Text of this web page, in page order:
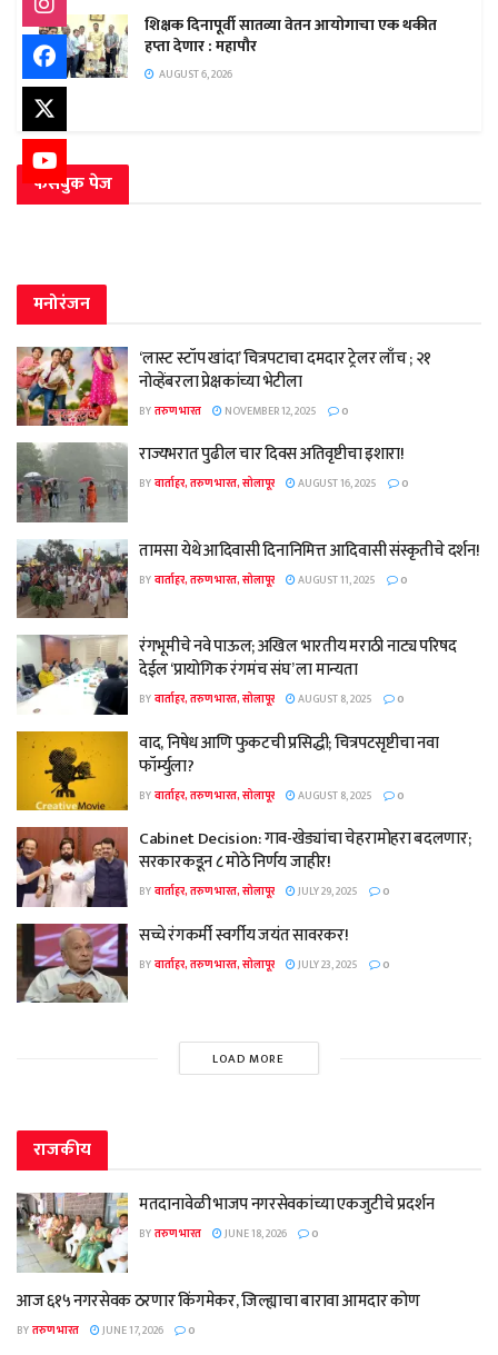
शिक्षक दिनापूर्वी सातव्या वेतन आयोगाचा एक थकीत
हप्ता देणार : महापौर
AUGUST 6, 2026
फेसबुक पेज
मनोरंजन
‘लास्ट स्टॉप खांदा’ चित्रपटाचा दमदार ट्रेलर लाँच ; २१
नोव्हेंबरला प्रेक्षकांच्या भेटीला
BYतरुण भारत NOVEMBER 12, 2025 0
राज्यभरात पुढील चार दिवस अतिवृष्टीचा इशारा!
BYवार्ताहर, तरुण भारत, सोलापूर AUGUST 16, 2025 0
तामसा येथे आदिवासी दिनानिमित्त आदिवासी संस्कृतीचे दर्शन!
BYवार्ताहर, तरुण भारत, सोलापूर AUGUST 11, 2025 0
रंगभूमीचे नवे पाऊल; अखिल भारतीय मराठी नाट्य परिषद
देईल ‘प्रायोगिक रंगमंच संघ’ ला मान्यता
BYवार्ताहर, तरुण भारत, सोलापूर AUGUST 8, 2025 0
वाद, निषेध आणि फुकटची प्रसिद्धी; चित्रपटसृष्टीचा नवा
फॉर्म्युला?
BYवार्ताहर, तरुण भारत, सोलापूर AUGUST 8, 2025 0
Cabinet Decision: गाव-खेड्यांचा चेहरामोहरा बदलणार;
सरकारकडून ८ मोठे निर्णय जाहीर!
BYवार्ताहर, तरुण भारत, सोलापूर JULY 29, 2025 0
सच्चे रंगकर्मी स्वर्गीय जयंत सावरकर!
BYवार्ताहर, तरुण भारत, सोलापूर JULY 23, 2025 0
LOAD MORE
राजकीय
मतदानावेळी भाजप नगरसेवकांच्या एकजुटीचे प्रदर्शन
BYतरुण भारत JUNE 18, 2026 0
आज ६१५ नगरसेवक ठरणार किंगमेकर, जिल्ह्याचा बारावा आमदार कोण
BYतरुण भारत JUNE 17, 2026 0